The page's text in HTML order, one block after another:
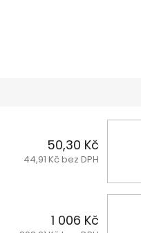
50,30 Kč
44,91 Kč bez DPH
1 006 Kč